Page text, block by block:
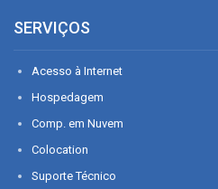
SERVIÇOS
Acesso à Internet
Hospedagem
Comp. em Nuvem
Colocation
Suporte Técnico